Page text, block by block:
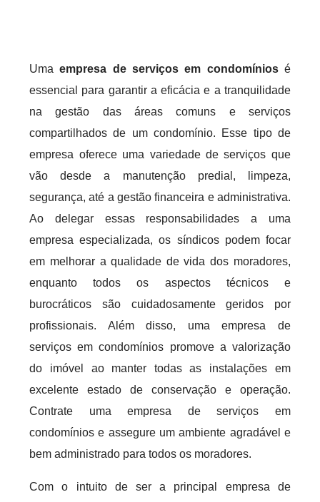
Umaempresa de serviços em condomíniosé
essencial para garantir a eficácia e a tranquilidade
na gestão das áreas comuns e serviços
compartilhados de um condomínio. Esse tipo de
empresa oferece uma variedade de serviços que
vão desde a manutenção predial, limpeza,
segurança, até a gestão financeira e administrativa.
Ao delegar essas responsabilidades a uma
empresa especializada, os síndicos podem focar
em melhorar a qualidade de vida dos moradores,
enquanto todos os aspectos técnicos e
burocráticos são cuidadosamente geridos por
profissionais. Além disso, uma empresa de
serviços em condomínios promove a valorização
do imóvel ao manter todas as instalações em
excelente estado de conservação e operação.
Contrate uma empresa de serviços em
condomínios e assegure um ambiente agradável e
bem administrado para todos os moradores.
Com o intuito de ser a principal empresa de